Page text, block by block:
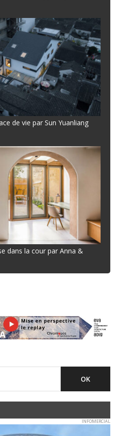
de vie par Sun Yuanliang
dans la cour par Anna &
INFOMERCIAL